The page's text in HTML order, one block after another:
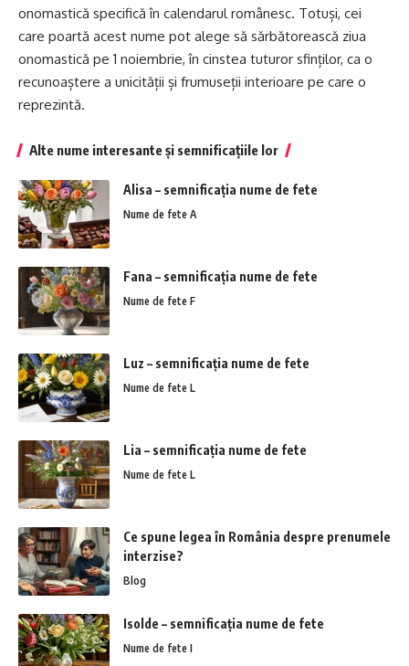
onomastică specifică în calendarul românesc. Totuși, cei
care poartă acest nume pot alege să sărbătorească ziua
onomastică pe 1 noiembrie, în cinstea tuturor sfinților, ca o
recunoaștere a unicității și frumuseții interioare pe care o
reprezintă.
Alte nume interesante și semnificațiile lor
Alisa – semnificația nume de fete
Nume de fete A
Fana – semnificația nume de fete
Nume de fete F
Luz – semnificația nume de fete
Nume de fete L
Lia – semnificația nume de fete
Nume de fete L
Ce spune legea în România despre prenumele
interzise?
Blog
Isolde – semnificația nume de fete
Nume de fete I